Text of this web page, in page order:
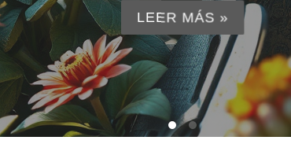
LEER MÁS »